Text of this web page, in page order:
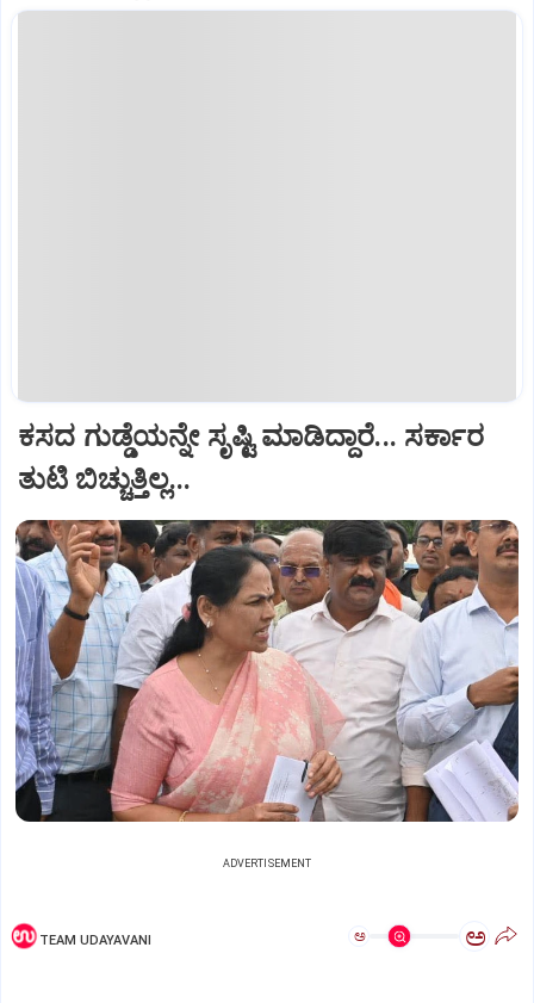
ಕಸದ ಗುಡ್ಡೆಯನ್ನೇ ಸೃಷ್ಟಿ ಮಾಡಿದ್ದಾರೆ... ಸರ್ಕಾರ
ತುಟಿ ಬಿಚ್ಚುತ್ತಿಲ್ಲ...
ADVERTISEMENT
TEAM UDAYAVANI ಅ ಅ